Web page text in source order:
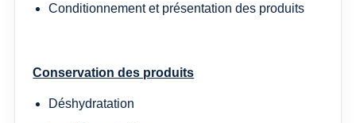
Conditionnement et présentation des produits
Conservation des produits
Déshydratation